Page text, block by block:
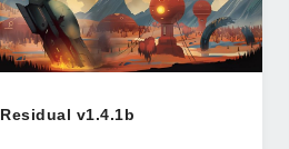
Residual v1.4.1b